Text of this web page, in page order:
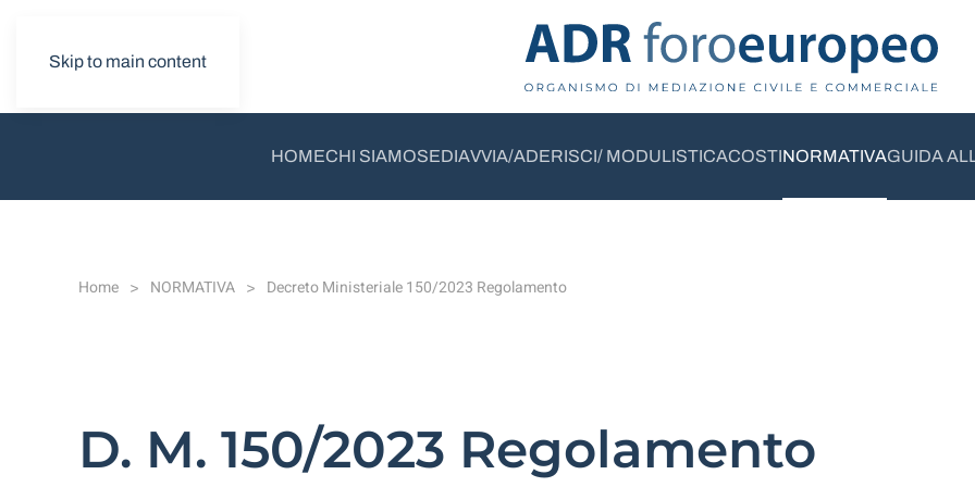
Skip to main content
HOMECHI SIAMOSEDIAVVIA/ADERISCI/ MODULISTICACOSTINORMATIVAGUIDA
Home NORMATIVA Decreto Ministeriale 150/2023 Regolamento
D. M. 150/2023 Regolamento